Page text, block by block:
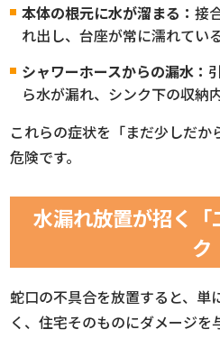
本体の根元に水が溜まる：接
れ出し、台座が常に濡れている
シャワーホースからの漏水：
ら水が漏れ、シンク下の収納
これらの症状を「まだ少しだか
危険です。
水漏れ放置が招く
ク
蛇口の不具合を放置すると、単
く、住宅そのものにダメージを